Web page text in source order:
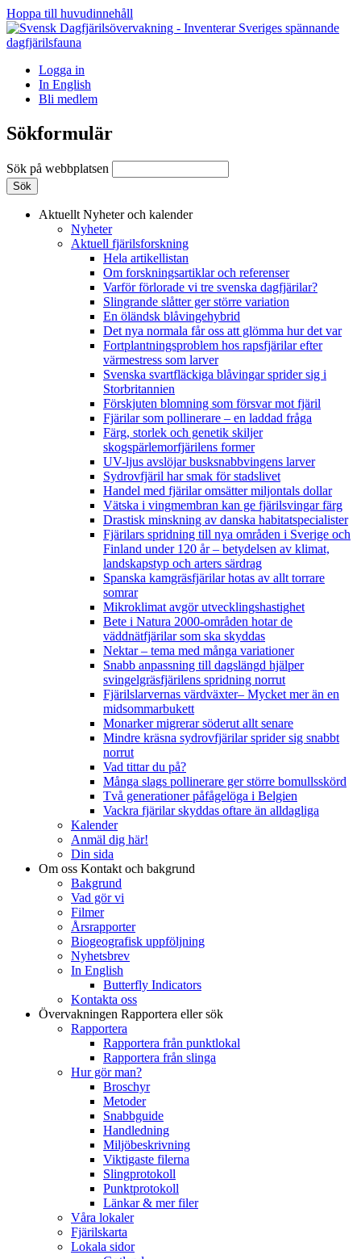
Hoppa till huvudinnehåll
Logga in
In English
Bli medlem
Sökformulär
Sök på webbplatsen
Aktuellt Nyheter och kalender
Nyheter
Aktuell fjärilsforskning
Hela artikellistan
Om forskningsartiklar och referenser
Varför förlorade vi tre svenska dagfjärilar?
Slingrande slåtter ger större variation
En öländsk blåvingehybrid
Det nya normala får oss att glömma hur det var
Fortplantningsproblem hos rapsfjärilar efter
värmestress som larver
Svenska svartfläckiga blåvingar sprider sig i
Storbritannien
Förskjuten blomning som försvar mot fjäril
Fjärilar som pollinerare – en laddad fråga
Färg, storlek och genetik skiljer
skogspärlemorfjärilens former
UV-ljus avslöjar busksnabbvingens larver
Sydrovfjäril har smak för stadslivet
Handel med fjärilar omsätter miljontals dollar
Vätska i vingmembran kan ge fjärilsvingar färg
Drastisk minskning av danska habitatspecialister
Fjärilars spridning till nya områden i Sverige och
Finland under 120 år– betydelsen av klimat,
landskapstyp och arters särdrag
Spanska kamgräsfjärilar hotas av allt torrare
somrar
Mikroklimat avgör utvecklingshastighet
Bete i Natura 2000-områden hotar de
väddnätfjärilar som ska skyddas
Nektar – tema med många variationer
Snabb anpassning till dagslängd hjälper
svingelgräsfjärilens spridning norrut
Fjärilslarvernas värdväxter– Mycket mer än en
midsommarbukett
Monarker migrerar söderut allt senare
Mindre kräsna sydrovfjärilar sprider sig snabbt
norrut
Vad tittar du på?
Många slags pollinerare ger större bomullsskörd
Två generationer påfågelöga i Belgien
Vackra fjärilar skyddas oftare än alldagliga
Kalender
Anmäl dig här!
Din sida
Om oss Kontakt och bakgrund
Bakgrund
Vad gör vi
Filmer
Årsrapporter
Biogeografisk uppföljning
Nyhetsbrev
In English
Butterfly Indicators
Kontakta oss
Övervakningen Rapportera eller sök
Rapportera
Rapportera från punktlokal
Rapportera från slinga
Hur gör man?
Broschyr
Metoder
Snabbguide
Handledning
Miljöbeskrivning
Viktigaste filerna
Slingprotokoll
Punktprotokoll
Länkar & mer filer
Våra lokaler
Fjärilskarta
Lokala sidor